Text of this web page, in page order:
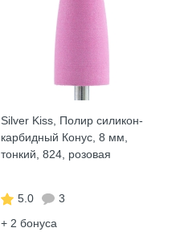
Silver Kiss, Полир силикон-
карбидный Конус, 8 мм,
тонкий, 824, розовая
5.0
3
+ 2 бонуса